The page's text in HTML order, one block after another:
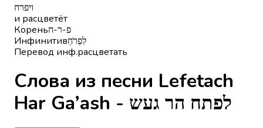
ויפרח
и расцветёт
Кореньפ-ר-ח
Инфинитивלִפְרֹחַ
Перевод инф.расцветать
Слова из песни Lefetach
Har Ga’ash - לפתח הר געש